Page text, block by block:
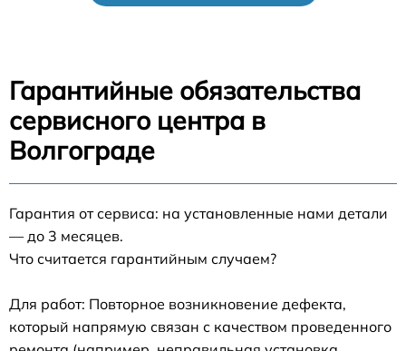
Гарантийные обязательства
сервисного центра в
Волгограде
Гарантия от сервиса: на установленные нами детали
— до 3 месяцев.
Что считается гарантийным случаем?
Для работ: Повторное возникновение дефекта,
который напрямую связан с качеством проведенного